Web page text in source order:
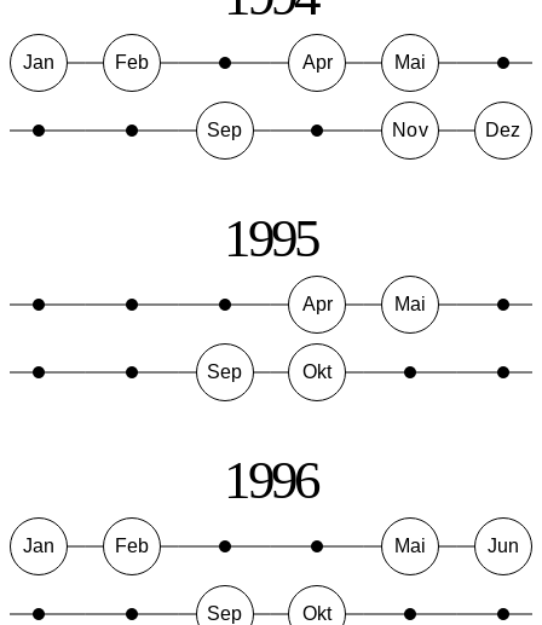
Jan Feb Apr Mai
Sep Nov Dez
1995
Apr Mai
Sep Okt
1996
Jan Feb Mai Jun
Sep Okt